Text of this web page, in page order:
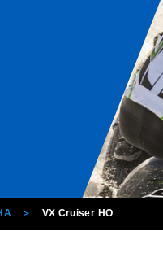
VX Cruiser HO